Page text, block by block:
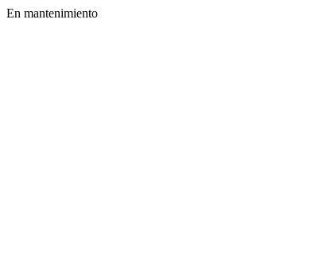
En mantenimiento